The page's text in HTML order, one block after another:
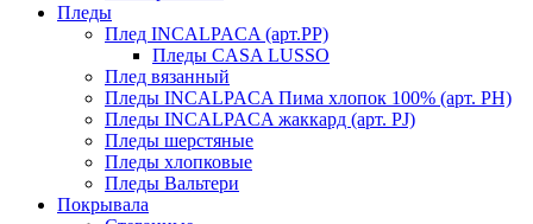
Пледы
Плед INCALPACA (арт.PP)
Пледы CASA LUSSO
Плед вязанный
Пледы INCALPACA Пима хлопок 100% (арт. PH)
Пледы INCALPACA жаккард (арт. PJ)
Пледы шерстяные
Пледы хлопковые
Пледы Вальтери
Покрывала